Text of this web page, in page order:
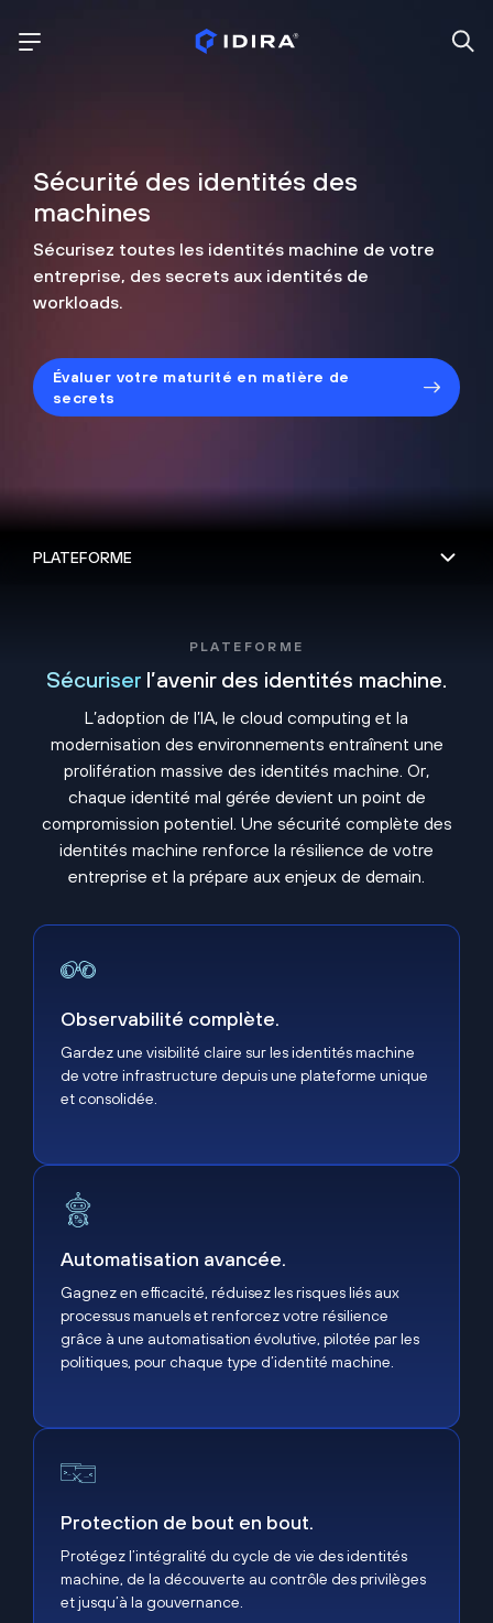
Sécurité des identités des
machines
Sécurisez toutes les identités machine de votre
entreprise, des secrets aux identités de
workloads.
Évaluer votre maturité en matière de
secrets
PLATEFORME
Sécuriser l’avenir des identités machine.
L’adoption de l’IA, le cloud computing et la
modernisation des environnements entraînent une
prolifération massive des identités machine. Or,
chaque identité mal gérée devient un point de
compromission potentiel. Une sécurité complète des
identités machine renforce la résilience de votre
entreprise et la prépare aux enjeux de demain.
Observabilité complète.
Observabilité complète.
Gardez une visibilité claire sur les identités machine
de votre infrastructure depuis une plateforme unique
et consolidée.
Automatisation avancée.
Automatisation avancée.
Gagnez en efficacité, réduisez les risques liés aux
processus manuels et renforcez votre résilience
grâce à une automatisation évolutive, pilotée par les
politiques, pour chaque type d’identité machine.
Protection de bout en bout.
Protection de bout en bout.
Protégez l’intégralité du cycle de vie des identités
machine, de la découverte au contrôle des privilèges
et jusqu’à la gouvernance.